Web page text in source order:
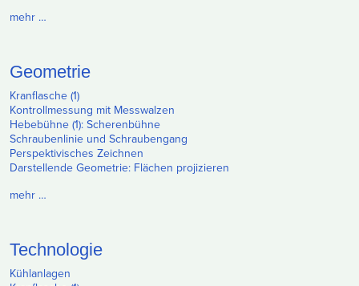
mehr …
Geometrie
Kranflasche (1)
Kontrollmessung mit Messwalzen
Hebebühne (1): Scherenbühne
Schraubenlinie und Schraubengang
Perspektivisches Zeichnen
Darstellende Geometrie: Flächen projizieren
mehr …
Technologie
Kühlanlagen